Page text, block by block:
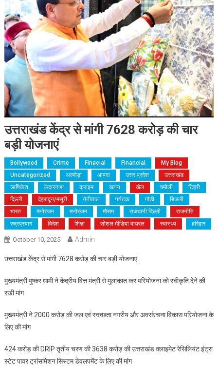
उत्तराखंड केंद्र से मांगी 7628 करोड़ की चार
बड़ी योजनाएं
Bollywood Crime Finacial Financial
My Blog
Uncategorized
अल्मोड़ा आपदा उत्तर प्रदेश
उत्तराखंड
ऋषिकेश
केदारनाथ क्राइम खनन खेल चमोली
टिहरी
दिल्ली
देहरादून/मसूरी नैनीताल पर्यटक पौड़ी
बिजली
भारत
मनोरंजन मनोरंजन मौसम राजधानी दिल्ली
राजनीति
रुद्रप्रयाग
विदेश शिक्षा सोशल मीडिया वायरल स्वास्थ्य हरिद्वार
October 10, 2025 Admin
उत्तराखंड केंद्र से मांगी 7628 करोड़ की चार बड़ी योजनाएं
मुख्यमंत्री पुष्कर धामी ने केंद्रीय वित्त मंत्री से मुलाकात कर परियोजना को स्वीकृति देने की
रखी मांग
मुख्यमंत्री ने 2000 करोड़ की जल एवं स्वच्छता नगरीय और अवसंरचना विकास परियोजना के
लिए की मांग
424 करोड़ की DRIP तृतीय चरण की 3638 करोड़ की उत्तराखंड क्लाइमेट रेसिलियंट इंट्रा
स्टेट पावर ट्रांसमिशन सिस्टम डेवलपमेंट के लिए की मांग